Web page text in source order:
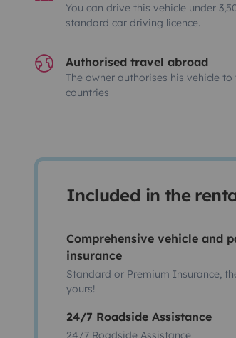
You can drive this vehicle under
standard car driving licence.
Authorised travel abroad
The owner authorises his vehicle
countries
Included in the
Comprehensive vehicle and
insurance
Standard or Premium Insurance,
yours!
24/7 Roadside Assistance
24/7 Roadside Assistance